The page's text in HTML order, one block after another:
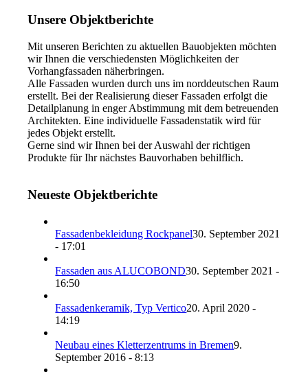
Unsere Objektberichte
Mit unseren Berichten zu aktuellen Bauobjekten möchten
wir Ihnen die verschiedensten Möglichkeiten der
Vorhangfassaden näherbringen.
Alle Fassaden wurden durch uns im norddeutschen Raum
erstellt. Bei der Realisierung dieser Fassaden erfolgt die
Detailplanung in enger Abstimmung mit dem betreuenden
Architekten. Eine individuelle Fassadenstatik wird für
jedes Objekt erstellt.
Gerne sind wir Ihnen bei der Auswahl der richtigen
Produkte für Ihr nächstes Bauvorhaben behilflich.
Neueste Objektberichte
Fassadenbekleidung Rockpanel30. September 2021
- 17:01
Fassaden aus ALUCOBOND30. September 2021 -
16:50
Fassadenkeramik, Typ Vertico20. April 2020 -
14:19
Neubau eines Kletterzentrums in Bremen9.
September 2016 - 8:13